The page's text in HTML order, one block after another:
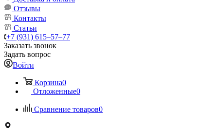
Отзывы
Контакты
Статьи
+7 (931) 615‒57‒77
Заказать звонок
Задать вопрос
Войти
Корзина0
Отложенные0
Сравнение товаров0